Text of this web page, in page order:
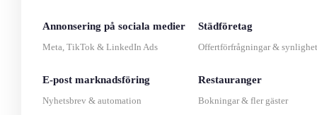
Annonsering på sociala medier
Meta, TikTok & LinkedIn Ads
E-post marknadsföring
Nyhetsbrev & automation
Städföretag
Offertförfrågningar & synlighet
Restauranger
Bokningar & fler gäster